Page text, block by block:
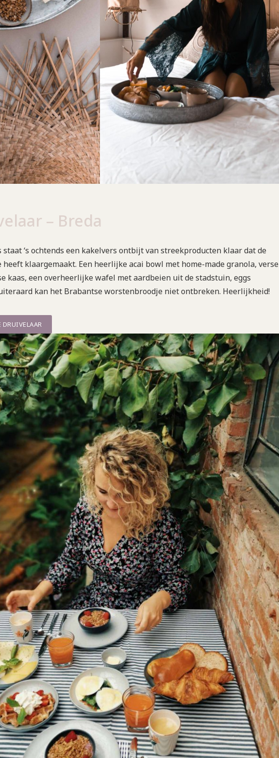
– Breda
‘s ochtends een kakelvers ontbijt van streekproducten klaar dat de
klaargemaakt. Een heerlijke acai bowl met home-made granola, verse
kaas, een overheerlijke wafel met aardbeien uit de stadstuin, eggs
kan het Brabantse worstenbroodje niet ontbreken. Heerlijkheid!
DRUIVELAAR